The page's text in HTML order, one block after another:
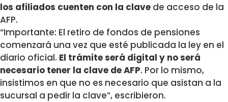
los afiliados cuenten con la clave de acceso de la
AFP.
“Importante: El retiro de fondos de pensiones
comenzará una vez que esté publicada la ley en el
diario oficial. El trámite será digital y no será
necesario tener la clave de AFP. Por lo mismo,
insistimos en que no es necesario que asistan a la
sucursal a pedir la clave”, escribieron.